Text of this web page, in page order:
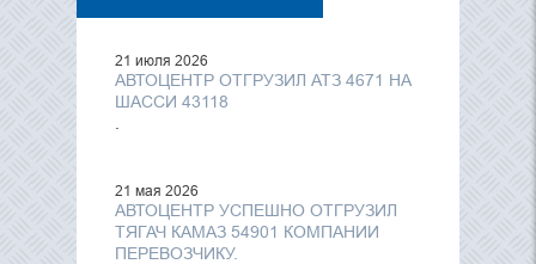
21 июля 2026
АВТОЦЕНТР ОТГРУЗИЛ АТЗ 4671 НА
ШАССИ 43118
21 мая 2026
АВТОЦЕНТР УСПЕШНО ОТГРУЗИЛ
ТЯГАЧ КАМАЗ 54901 КОМПАНИИ
ПЕРЕВОЗЧИКУ.